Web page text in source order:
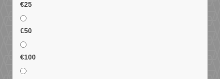
€25
€50
€100